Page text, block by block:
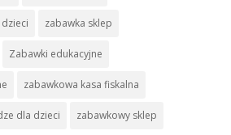
zabawka sklep
Zabawki edukacyjne
zabawkowa kasa fiskalna
dla dzieci zabawkowy sklep